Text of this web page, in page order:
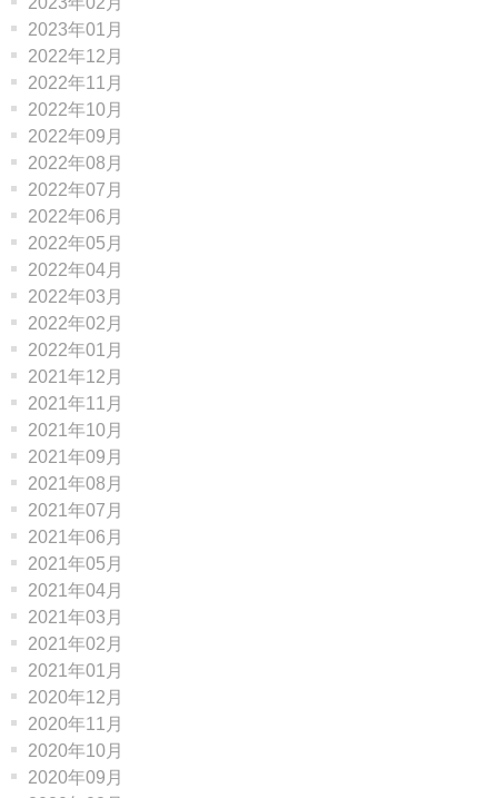
2023年01月
2022年12月
2022年11月
2022年10月
2022年09月
2022年08月
2022年07月
2022年06月
2022年05月
2022年04月
2022年03月
2022年02月
2022年01月
2021年12月
2021年11月
2021年10月
2021年09月
2021年08月
2021年07月
2021年06月
2021年05月
2021年04月
2021年03月
2021年02月
2021年01月
2020年12月
2020年11月
2020年10月
2020年09月